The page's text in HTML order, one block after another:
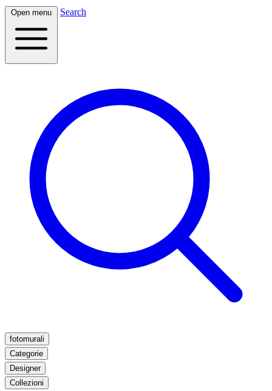
Open menu Search
fotomurali
Categorie
Designer
Collezioni